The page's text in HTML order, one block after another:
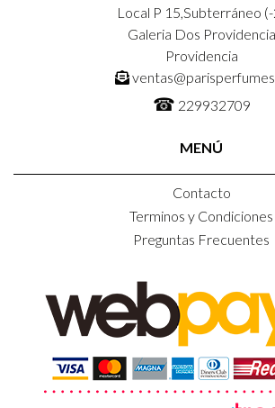
Local P 15,Subterráneo
Galeria Dos Providencia
Providencia
☎ 229932709
MENÚ
Contacto
Terminos y Condiciones
Preguntas Frecuentes